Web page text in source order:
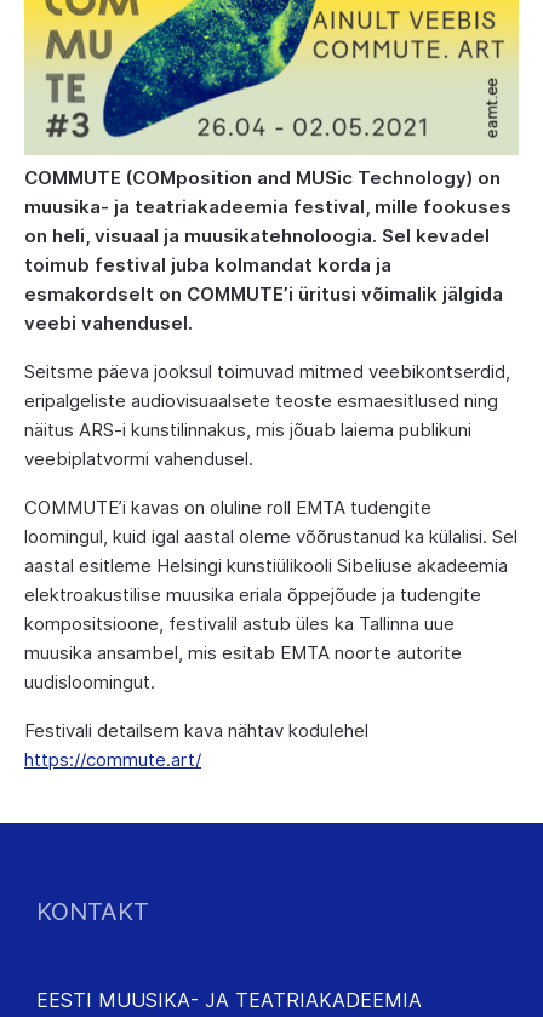
COMMUTE (COMposition and MUSic Technology) on
muusika- ja teatriakadeemia festival, mille fookuses
on heli, visuaal ja muusikatehnoloogia. Sel kevadel
toimub festival juba kolmandat korda ja
esmakordselt on COMMUTE’i üritusi võimalik jälgida
veebi vahendusel.
Seitsme päeva jooksul toimuvad mitmed veebikontserdid,
eripalgeliste audiovisuaalsete teoste esmaesitlused ning
näitus ARS-i kunstilinnakus, mis jõuab laiema publikuni
veebiplatvormi vahendusel.
COMMUTE’i kavas on oluline roll EMTA tudengite
loomingul, kuid igal aastal oleme võõrustanud ka külalisi. Sel
aastal esitleme Helsingi kunstiülikooli Sibeliuse akadeemia
elektroakustilise muusika eriala õppejõude ja tudengite
kompositsioone, festivalil astub üles ka Tallinna uue
muusika ansambel, mis esitab EMTA noorte autorite
uudisloomingut.
Festivali detailsem kava nähtav kodulehel
https://commute.art/
KONTAKT
EESTI MUUSIKA- JA TEATRIAKADEEMIA